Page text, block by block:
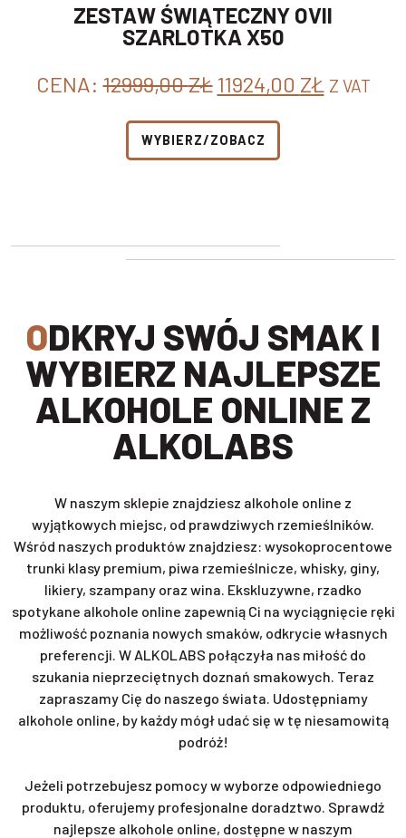
ZESTAW ŚWIĄTECZNY OVII
SZARLOTKA X50
CENA:12999,00ZŁ PIERWOTNA
CENA
WYNOSIŁA:
12999,00 ZŁ.
11924,00 ZŁ
CENA
Z VAT
WYBIERZ/ZOBACZ
ODKRYJ SWÓJ SMAK I
WYBIERZ NAJLEPSZE
ALKOHOLE ONLINE Z
ALKOLABS
W naszym sklepie znajdziesz alkohole online z
wyjątkowych miejsc, od prawdziwych rzemieślników.
Wśród naszych produktów znajdziesz: wysokoprocentowe
trunki klasy premium, piwa rzemieślnicze, whisky, giny,
likiery, szampany oraz wina. Ekskluzywne, rzadko
spotykane alkohole online zapewnią Ci na wyciągnięcie ręki
możliwość poznania nowych smaków, odkrycie własnych
preferencji. W ALKOLABS połączyła nas miłość do
szukania nieprzeciętnych doznań smakowych. Teraz
zapraszamy Cię do naszego świata. Udostępniamy
alkohole online, by każdy mógł udać się w tę niesamowitą
podróż!
Jeżeli potrzebujesz pomocy w wyborze odpowiedniego
produktu, oferujemy profesjonalne doradztwo. Sprawdź
najlepsze alkohole online, dostępne w naszym